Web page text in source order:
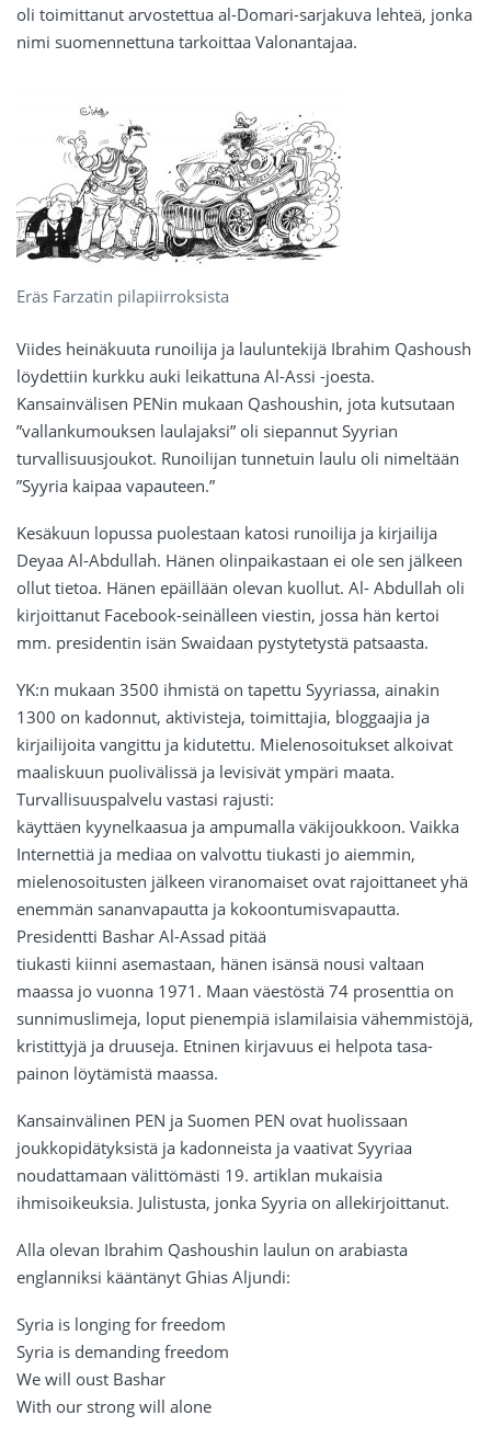
oli toimittanut arvostettua al-Domari-sarjakuva lehteä, jonka
nimi suomennettuna tarkoittaa Valonantajaa.
Eräs Farzatin pilapiirroksista
Viides heinäkuuta runoilija ja lauluntekijä Ibrahim Qashoush
löydettiin kurkku auki leikattuna Al-Assi -joesta.
Kansainvälisen PENin mukaan Qashoushin, jota kutsutaan
”vallankumouksen laulajaksi” oli siepannut Syyrian
turvallisuusjoukot. Runoilijan tunnetuin laulu oli nimeltään
”Syyria kaipaa vapauteen.”
Kesäkuun lopussa puolestaan katosi runoilija ja kirjailija
Deyaa Al-Abdullah. Hänen olinpaikastaan ei ole sen jälkeen
ollut tietoa. Hänen epäillään olevan kuollut. Al- Abdullah oli
kirjoittanut Facebook-seinälleen viestin, jossa hän kertoi
mm. presidentin isän Swaidaan pystytetystä patsaasta.
YK:n mukaan 3500 ihmistä on tapettu Syyriassa, ainakin
1300 on kadonnut, aktivisteja, toimittajia, bloggaajia ja
kirjailijoita vangittu ja kidutettu. Mielenosoitukset alkoivat
maaliskuun puolivälissä ja levisivät ympäri maata.
Turvallisuuspalvelu vastasi rajusti:
käyttäen kyynelkaasua ja ampumalla väkijoukkoon. Vaikka
Internettiä ja mediaa on valvottu tiukasti jo aiemmin,
mielenosoitusten jälkeen viranomaiset ovat rajoittaneet yhä
enemmän sananvapautta ja kokoontumisvapautta.
Presidentti Bashar Al-Assad pitää
tiukasti kiinni asemastaan, hänen isänsä nousi valtaan
maassa jo vuonna 1971. Maan väestöstä 74 prosenttia on
sunnimuslimeja, loput pienempiä islamilaisia vähemmistöjä,
kristittyjä ja druuseja. Etninen kirjavuus ei helpota tasa-
painon löytämistä maassa.
Kansainvälinen PEN ja Suomen PEN ovat huolissaan
joukkopidätyksistä ja kadonneista ja vaativat Syyriaa
noudattamaan välittömästi 19. artiklan mukaisia
ihmisoikeuksia. Julistusta, jonka Syyria on allekirjoittanut.
Alla olevan Ibrahim Qashoushin laulun on arabiasta
englanniksi kääntänyt Ghias Aljundi:
Syria is longing for freedom
Syria is demanding freedom
We will oust Bashar
With our strong will alone